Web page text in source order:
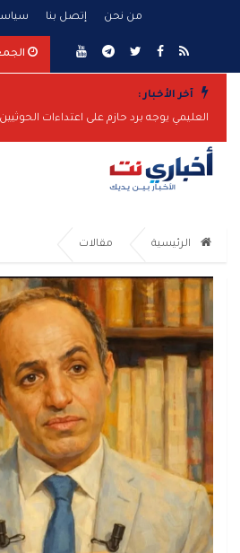
من نحن إتصل بنا
الجمعة 7
آخر الأخبار :
العليمي يوجه برد حازم على اعتداءات
الرئيسية مقالات